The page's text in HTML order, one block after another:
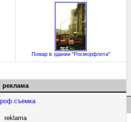
Пожар в здании "Росморфлота"
реклама
reklama